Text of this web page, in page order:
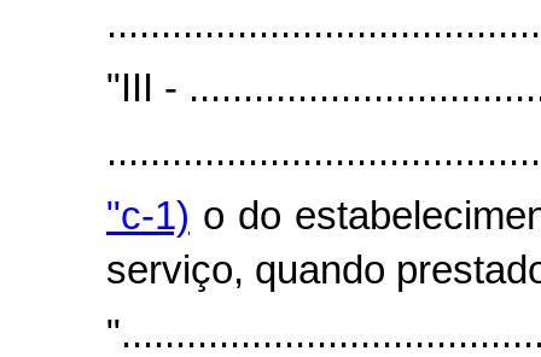
"III -
"c-1) o do
serviço, quando